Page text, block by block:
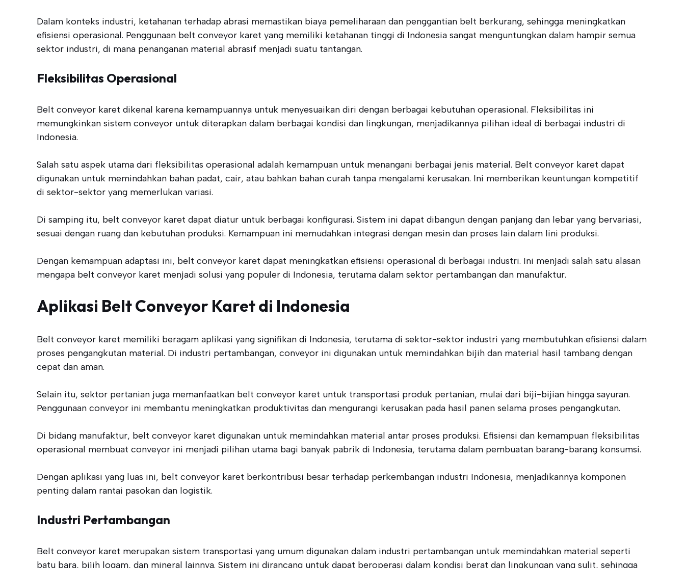
Dalam konteks industri, ketahanan terhadap abrasi memastikan biaya pemeliharaan dan penggantian belt berkurang, sehingga meningkatkan
efisiensi operasional. Penggunaan belt conveyor karet yang memiliki ketahanan tinggi di Indonesia sangat menguntungkan dalam hampir semua
sektor industri, di mana penanganan material abrasif menjadi suatu tantangan.
Fleksibilitas Operasional
Belt conveyor karet dikenal karena kemampuannya untuk menyesuaikan diri dengan berbagai kebutuhan operasional. Fleksibilitas ini
memungkinkan sistem conveyor untuk diterapkan dalam berbagai kondisi dan lingkungan, menjadikannya pilihan ideal di berbagai industri di
Indonesia.
Salah satu aspek utama dari fleksibilitas operasional adalah kemampuan untuk menangani berbagai jenis material. Belt conveyor karet dapat
digunakan untuk memindahkan bahan padat, cair, atau bahkan bahan curah tanpa mengalami kerusakan. Ini memberikan keuntungan kompetitif
di sektor-sektor yang memerlukan variasi.
Di samping itu, belt conveyor karet dapat diatur untuk berbagai konfigurasi. Sistem ini dapat dibangun dengan panjang dan lebar yang bervariasi,
sesuai dengan ruang dan kebutuhan produksi. Kemampuan ini memudahkan integrasi dengan mesin dan proses lain dalam lini produksi.
Dengan kemampuan adaptasi ini, belt conveyor karet dapat meningkatkan efisiensi operasional di berbagai industri. Ini menjadi salah satu alasan
mengapa belt conveyor karet menjadi solusi yang populer di Indonesia, terutama dalam sektor pertambangan dan manufaktur.
Aplikasi Belt Conveyor Karet di Indonesia
Belt conveyor karet memiliki beragam aplikasi yang signifikan di Indonesia, terutama di sektor-sektor industri yang membutuhkan efisiensi dalam
proses pengangkutan material. Di industri pertambangan, conveyor ini digunakan untuk memindahkan bijih dan material hasil tambang dengan
cepat dan aman.
Selain itu, sektor pertanian juga memanfaatkan belt conveyor karet untuk transportasi produk pertanian, mulai dari biji-bijian hingga sayuran.
Penggunaan conveyor ini membantu meningkatkan produktivitas dan mengurangi kerusakan pada hasil panen selama proses pengangkutan.
Di bidang manufaktur, belt conveyor karet digunakan untuk memindahkan material antar proses produksi. Efisiensi dan kemampuan fleksibilitas
operasional membuat conveyor ini menjadi pilihan utama bagi banyak pabrik di Indonesia, terutama dalam pembuatan barang-barang konsumsi.
Dengan aplikasi yang luas ini, belt conveyor karet berkontribusi besar terhadap perkembangan industri Indonesia, menjadikannya komponen
penting dalam rantai pasokan dan logistik.
Industri Pertambangan
Belt conveyor karet merupakan sistem transportasi yang umum digunakan dalam industri pertambangan untuk memindahkan material seperti
batu bara, bijih logam, dan mineral lainnya. Sistem ini dirancang untuk dapat beroperasi dalam kondisi berat dan lingkungan yang sulit, sehingga